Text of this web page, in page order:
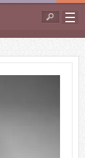
Форма
поиска